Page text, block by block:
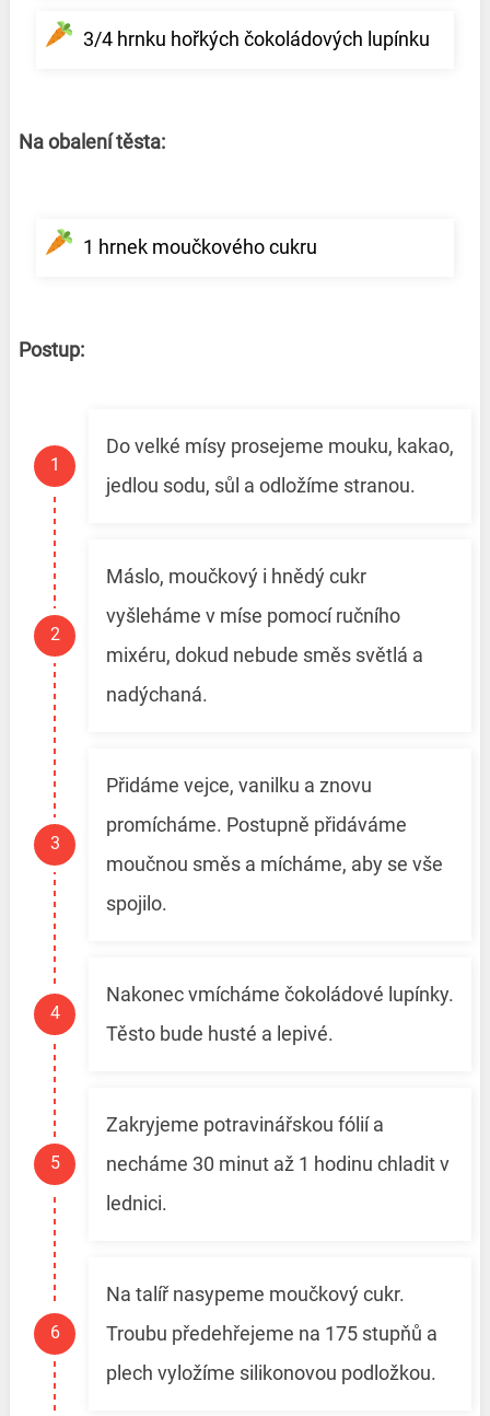
3/4 hrnku hořkých čokoládových lupínku
Na obalení těsta:
1 hrnek moučkového cukru
Postup:
Do velké mísy prosejeme mouku, kakao,
jedlou sodu, sůl a odložíme stranou.
Máslo, moučkový i hnědý cukr
vyšleháme v míse pomocí ručního
mixéru, dokud nebude směs světlá a
nadýchaná.
Přidáme vejce, vanilku a znovu
promícháme. Postupně přidáváme
moučnou směs a mícháme, aby se vše
spojilo.
Nakonec vmícháme čokoládové lupínky.
Těsto bude husté a lepivé.
Zakryjeme potravinářskou fólií a
necháme 30 minut až 1 hodinu chladit v
lednici.
Na talíř nasypeme moučkový cukr.
Troubu předehřejeme na 175 stupňů a
plech vyložíme silikonovou podložkou.